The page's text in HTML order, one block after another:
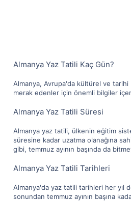
Almanya Yaz Tatili Kaç Gün?
Almanya, Avrupa'da kültürel ve
merak edenler için önemli bilgiler
Almanya Yaz Tatili Süresi
Almanya yaz tatili, ülkenin eğitim
süresine kadar uzatma olanağına
gibi, temmuz ayının başında da
Almanya Yaz Tatili Tarihleri
Almanya'da yaz tatili tarihleri her yıl
sonundan temmuz ayının başına